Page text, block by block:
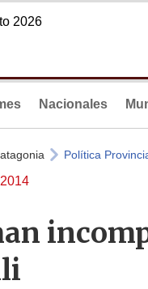
2026
Nacionales
Política